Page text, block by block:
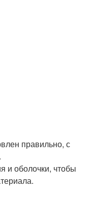
правильно, с
и оболочки, чтобы